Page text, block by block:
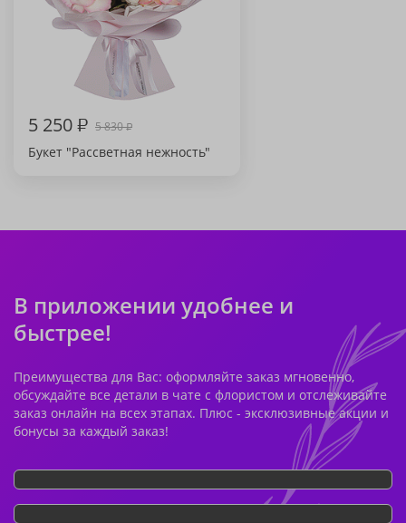
5 250₽ 5 830₽
Букет "Рассветная нежность"
В приложении удобнее и
быстрее!
Преимущества для Вас: оформляйте заказ мгновенно,
обсуждайте все детали в чате с флористом и отслеживайте
заказ онлайн на всех этапах. Плюс - эксклюзивные акции и
бонусы за каждый заказ!